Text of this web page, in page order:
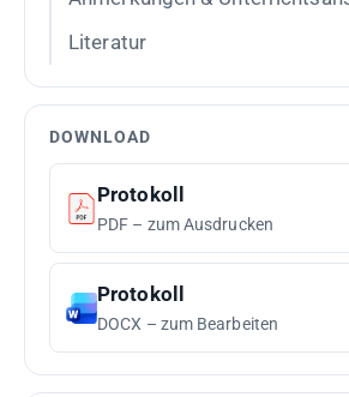
Literatur
DOWNLOAD
Protokoll
PDF – zum Ausdrucken
Protokoll
DOCX – zum Bearbeiten